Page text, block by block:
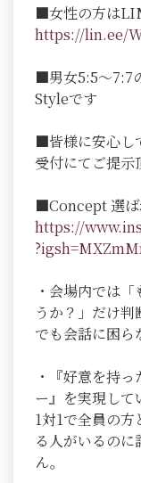
■女性の方は
https://lin.ee/
■男女5:5～7:7
Styleです
■皆様に安心し
受付にてご提示
■Concept 選
https://
・会場内では
うか？」だけ
でも会話に困ら
・『好意を持
ー』を実現して
1対1で全員の
る人がいるの
ん。